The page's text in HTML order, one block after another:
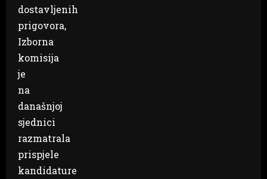
dostavljenih
prigovora,
Izborna
komisija
je
na
današnjoj
sjednici
razmatrala
prispjele
kandidature